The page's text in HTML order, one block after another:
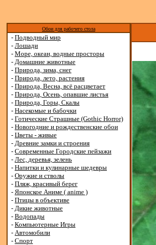
Обои для рабочего стола
- Подводный мир
- Лошади
- Море, океан, водные просторы
- Домашние животные
- Природа, зима, снег
- Природа, лето, растения
- Природа, Весна, всё расцветает
- Природа, Осень, опавшие листья
- Природа, Горы, Скалы
- Насекомые и бабочки
- Готические Страшные (Gothic Horror)
- Новогодние и рождественские обои
- Цветы - живые
- Древние замки и строения
- Современные Городские пейзажи
- Лес, деревья, зелень
- Напитки и кулинарные шедевры
- Оружие и стволы
- Пляж, красивый берег
- Японское Аниме ( anime )
- Птицы в объективе
- Дикие животные
- Водопады
- Компьютерные Игры
- Автомобили
- Спорт